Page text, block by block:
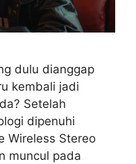
dulu dianggap
kembali jadi
Setelah
dipenuhi
Wireless Stereo
muncul pada